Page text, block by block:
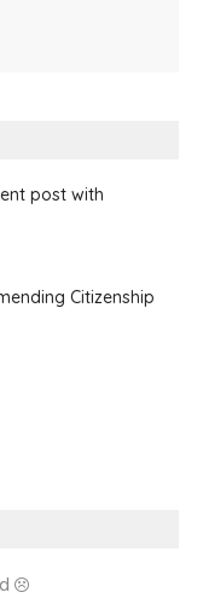
post with
Citizenship